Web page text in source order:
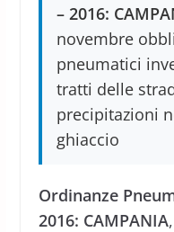
– 2016:
novembre
pneumatici
tratti delle
precipitazioni
ghiaccio
Ordinanze
2016: CAMPANIA